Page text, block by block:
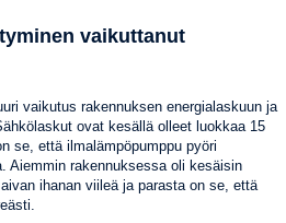
vaikuttanut
vaikutus rakennuksen energialaskuun ja
ovat kesällä olleet luokkaa 15
se, että ilmalämpöpumppu pyöri
Aiemmin rakennuksessa oli kesäisin
ihanan viileä ja parasta on se, että